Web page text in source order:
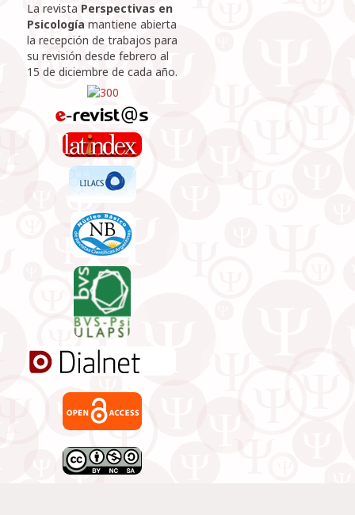
La revista Perspectivas en
Psicología mantiene abierta
la recepción de trabajos para
su revisión desde febrero al
15 de diciembre de cada año.